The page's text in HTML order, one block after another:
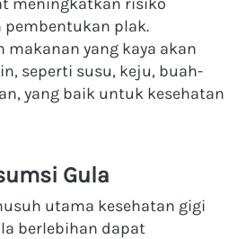
pembentukan plak.
makanan yang kaya akan
seperti susu, keju, buah-
yang baik untuk kesehatan
Gula
utama kesehatan gigi
berlebihan dapat